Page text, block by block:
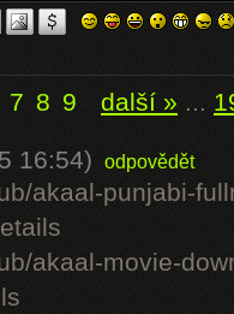
7 8 9 další » ...
16:54) odpovědět
akaal-punjabi-
akaal-movie-